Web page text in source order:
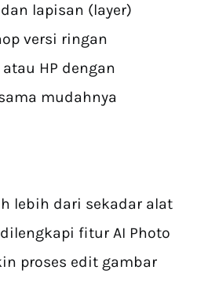
lapisan (layer)
versi ringan
HP dengan
mudahnya
lebih dari sekadar alat
fitur AI Photo
proses edit gambar